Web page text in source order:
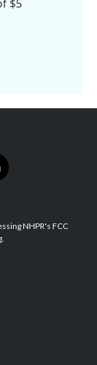
$5
NHPR's FCC